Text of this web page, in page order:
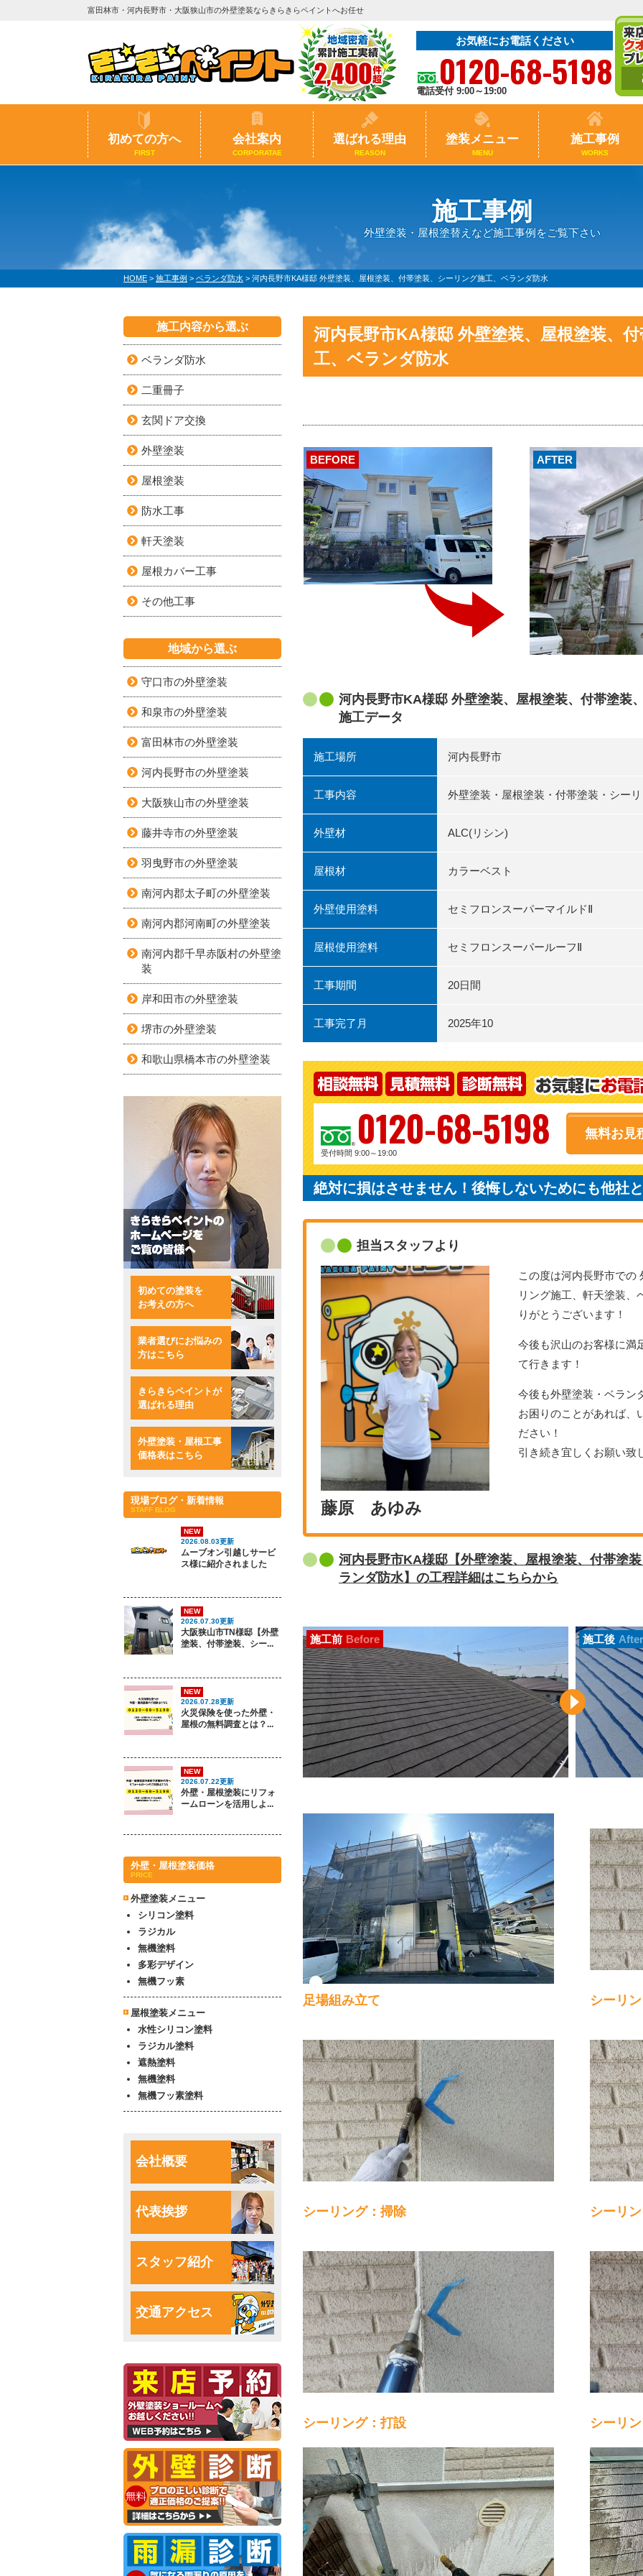
富田林市・河内長野市・大阪狭山市の外壁塗装ならきらきらペイントへお任せ
お気軽にお電話ください
0120-68-5198
電話受付 9:00～19:00
初めての方へ
FIRST
会社案内
CORPORATAE
選ばれる理由
REASON
塗装メニュー
MENU
施工事例
WORKS
施工事例
外壁塗装・屋根塗替えなど施工事例をご覧下さい
HOME > 施工事例 > ベランダ防水 > 河内長野市KA様邸 外壁塗装、屋根塗装、付帯塗装、シーリング施工、ベランダ防水
河内長野市KA様邸 外壁塗装、屋根塗装、
工、ベランダ防水
AFTER
BEFORE
河内長野市KA様邸 外壁塗装、屋根塗装、付帯塗
施工データ
施工場所 河内長野市
工事内容 外壁塗装・屋根塗装・付帯塗装・シー
外壁材 ALC(リシン)
屋根材 カラーベスト
外壁使用塗料 セミフロンスーパーマイルドⅡ
屋根使用塗料 セミフロンスーパールーフⅡ
工事期間 20日間
工事完了月 2025年10
0120-68-5198
受付時間 9:00～19:00
無料お見
絶対に損はさせません！後悔しないためにも他社
担当スタッフより
藤原 あゆみ
この度は河内長野市での
リング施工、軒天塗装、
りがとうございます！
今後も沢山のお客様に満
て行きます！
今後も外壁塗装・ベラン
お困りのことがあれば、
ださい！
引き続き宜しくお願い致
河内長野市KA様邸【外壁塗装、屋根塗装、付帯塗
ランダ防水】の工程詳細はこちらから
施工前 Before 施工後 After
足場組み立て シーリ
シーリング：掃除 シーリ
シーリング：打設 シーリ
施工内容から選ぶ
ベランダ防水
二重冊子
玄関ドア交換
外壁塗装
屋根塗装
防水工事
軒天塗装
屋根カバー工事
その他工事
地域から選ぶ
守口市の外壁塗装
和泉市の外壁塗装
富田林市の外壁塗装
河内長野市の外壁塗装
大阪狭山市の外壁塗装
藤井寺市の外壁塗装
羽曳野市の外壁塗装
南河内郡太子町の外壁塗装
南河内郡河南町の外壁塗装
南河内郡千早赤阪村の外壁塗
装
岸和田市の外壁塗装
堺市の外壁塗装
和歌山県橋本市の外壁塗装
初めての塗装を
お考えの方へ
業者選びにお悩みの
方はこちら
きらきらペイントが
選ばれる理由
外壁塗装・屋根工事
価格表はこちら
現場ブログ・新着情報
STAFF BLOG
NEW
2026.08.03更新
ムーブオン引越しサービ
ス様に紹介されました
NEW
2026.07.30更新
大阪狭山市TN様邸【外壁
塗装、付帯塗装、シー...
NEW
2026.07.28更新
火災保険を使った外壁・
屋根の無料調査とは？...
NEW
2026.07.22更新
外壁・屋根塗装にリフォ
ームローンを活用しよ...
外壁・屋根塗装価格
PRICE
外壁塗装メニュー
シリコン塗料
ラジカル
無機塗料
多彩デザイン
無機フッ素
屋根塗装メニュー
水性シリコン塗料
ラジカル塗料
遮熱塗料
無機塗料
無機フッ素塗料
会社概要
代表挨拶
スタッフ紹介
交通アクセス